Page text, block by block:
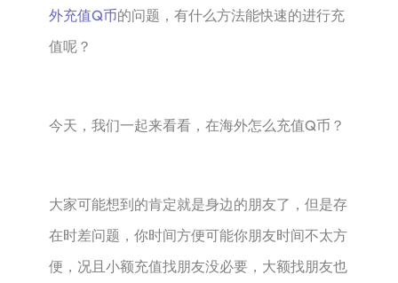
外充值Q币的问题，有什么方法能快速的进行充
值呢？
今天，我们一起来看看，在海外怎么充值Q币？
大家可能想到的肯定就是身边的朋友了，但是存
在时差问题，你时间方便可能你朋友时间不太方
便，况且小额充值找朋友没必要，大额找朋友也